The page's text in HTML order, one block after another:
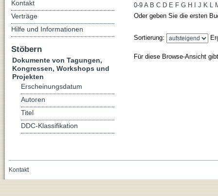
0-9 A B C D E F G H J K L
Oder geben Sie die ersten
Sortierung:
Für diese Browse-Ansicht
Kontakt
Verträge
Hilfe und Informationen
Stöbern
Dokumente von Tagungen,
Kongressen, Workshops und
Projekten
Erscheinungsdatum
Autoren
Titel
DDC-Klassifikation
Kontakt